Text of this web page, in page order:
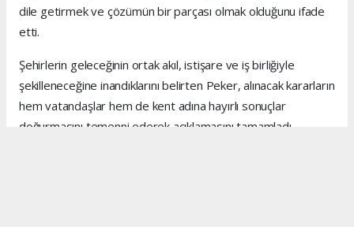
dile getirmek ve çözümün bir parçası olmak olduğunu ifade
etti.
Şehirlerin geleceğinin ortak akıl, istişare ve iş birliğiyle
şekilleneceğine inandıklarını belirten Peker, alınacak kararların
hem vatandaşlar hem de kent adına hayırlı sonuçlar
doğurmasını temenni ederek açıklamasını tamamladı.